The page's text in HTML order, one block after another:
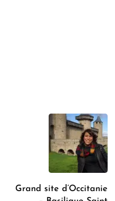
Grand site d’Occitanie